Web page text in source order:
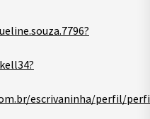
escrivaninha/perfil/